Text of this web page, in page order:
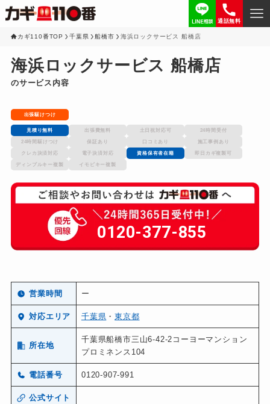
通話無料
カギ110番TOP 千葉県 船橋市 海浜ロックサービス 船橋店
海浜ロックサービス 船橋店
のサービス内容
出張駆けつけ
見積り無料 出張費無料 土日祝対応可 24時間受付
24時間駆けつけ 保証あり 口コミあり 施工事例あり
クレカ決済対応 電子決済対応 資格保有者在籍 即日カギ複製可
ディンプルキー複製 イモビキー複製
0120-377-855
営業時間 ー
対応エリア 千葉県 ・東京都
所在地
千葉県船橋市三山6-42-2コーヨーマンション
プロミネンス104
電話番号 0120-907-991
公式サイト